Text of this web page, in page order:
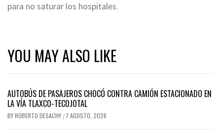
para no saturar los hospitales.
YOU MAY ALSO LIKE
AUTOBÚS DE PASAJEROS CHOCÓ CONTRA CAMIÓN ESTACIONADO EN
LA VÍA TLAXCO-TECOJOTAL
BYROBERTO DESACHY / 7 AGOSTO, 2026